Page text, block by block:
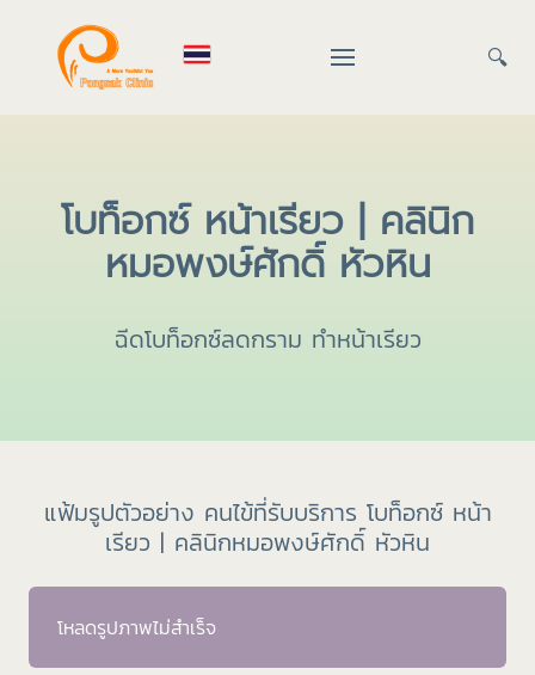
🔍
โบท็อกซ์ หน้าเรียว | คลินิก
หมอพงษ์ศักดิ์ หัวหิน
ฉีดโบท็อกซ์ลดกราม ทำหน้าเรียว
แฟ้มรูปตัวอย่าง คนไข้ที่รับบริการ โบท็อกซ์ หน้า
เรียว | คลินิกหมอพงษ์ศักดิ์ หัวหิน
โหลดรูปภาพไม่สำเร็จ